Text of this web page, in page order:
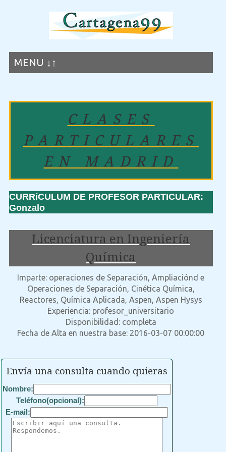
MENU ↓↑
CLASES
PARTICULARES
EN MADRID
CURRíCULUM DE PROFESOR PARTICULAR:
Gonzalo
Licenciatura en Ingeniería
Química
Imparte: operaciones de Separación, Ampliaciónd e
Operaciones de Separación, Cinética Química,
Reactores, Química Aplicada, Aspen, Aspen Hysys
Experiencia: profesor_universitario
Disponibilidad: completa
Fecha de Alta en nuestra base: 2016-03-07 00:00:00
Envía una consulta cuando quieras
Nombre:
Teléfono(opcional):
E-mail: